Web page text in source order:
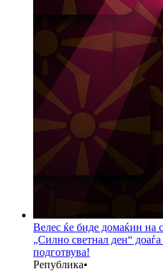
Велес ќе биде домаќин на
„Силно светнал ден“
подготвува!
Република•